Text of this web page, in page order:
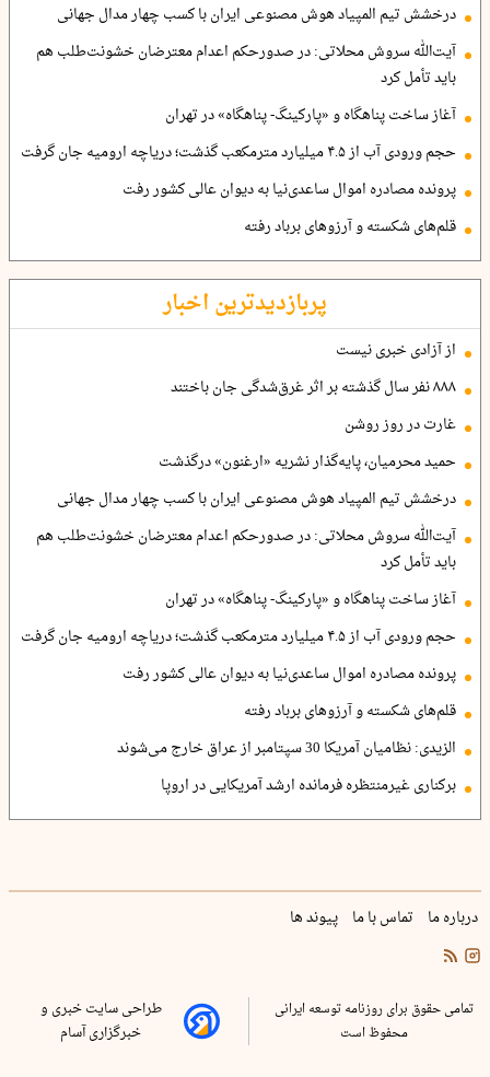
درخشش تیم المپیاد هوش مصنوعی ایران با کسب چهار مدال جهانی
آیت‌الله سروش محلاتی: در صدورحکم اعدام معترضان خشونت‌طلب هم
باید تأمل کرد
آغاز ساخت پناهگاه و «پارکینگ- پناهگاه» در تهران
حجم ورودی آب از ۴.۵ میلیارد مترمکعب گذشت؛ دریاچه ارومیه جان گرفت
پرونده مصادره اموال ساعدی‌نیا به دیوان عالی کشور رفت
قلم‌های شکسته و آرزوهای برباد رفته
پربازدیدترین اخبار
از آزادی خبری نیست
۸۸۸ نفر سال گذشته بر اثر غرق‌شدگی جان باختند
غارت در روز روشن
حمید محرمیان، پایه‌گذار نشریه «ارغنون» درگذشت
درخشش تیم المپیاد هوش مصنوعی ایران با کسب چهار مدال جهانی
آیت‌الله سروش محلاتی: در صدورحکم اعدام معترضان خشونت‌طلب هم
باید تأمل کرد
آغاز ساخت پناهگاه و «پارکینگ- پناهگاه» در تهران
حجم ورودی آب از ۴.۵ میلیارد مترمکعب گذشت؛ دریاچه ارومیه جان گرفت
پرونده مصادره اموال ساعدی‌نیا به دیوان عالی کشور رفت
قلم‌های شکسته و آرزوهای برباد رفته
الزیدی: نظامیان آمریکا 30 سپتامبر از عراق خارج می‌شوند
برکناری غیرمنتظره فرمانده ارشد آمریکایی در اروپا
درباره ما تماس با ما پیوند ها
تمامی حقوق برای روزنامه توسعه ایرانی
محفوظ است
طراحی سایت خبری و
خبرگزاری آسام